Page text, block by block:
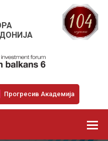
Прогресив Академија